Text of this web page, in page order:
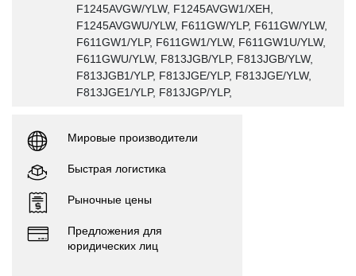
F1245AVGW/YLW, F1245AVGW1/XEH,
F1245AVGWU/YLW, F611GW/YLP, F611GW/YLW,
F611GW1/YLP, F611GW1/YLW, F611GW1U/YLW,
F611GWU/YLW, F813JGB/YLP, F813JGB/YLW,
F813JGB1/YLP, F813JGE/YLP, F813JGE/YLW,
F813JGE1/YLP, F813JGP/YLP,
Мировые производители
Быстрая логистика
Рыночные цены
Предложения для
юридических лиц